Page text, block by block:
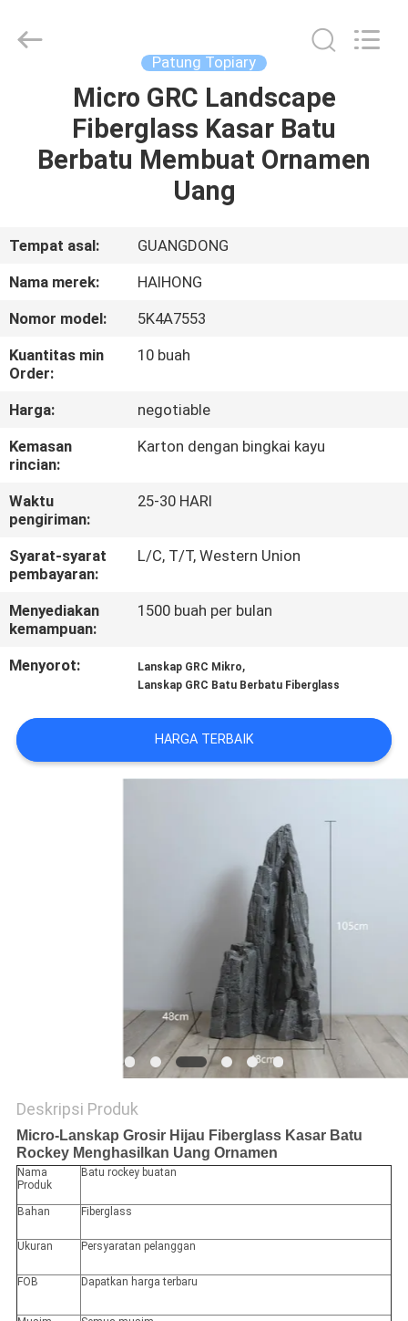
RUMAH
PRODUK
TENTANG
TUR
KONTROL
KAMI
BERITA
MINTA
PENAWARAN
Rights
Patung Topiary
Micro GRC Landscape
Fiberglass Kasar Batu
Berbatu Membuat Ornamen
Uang
Tempat asal:
GUANGDONG
Nama merek:
HAIHONG
Nomor model:
5K4A7553
Kuantitas min
Order:
10 buah
Harga:
negotiable
Kemasan
rincian:
Karton dengan bingkai kayu
Waktu
pengiriman:
25-30 HARI
Syarat-syarat
pembayaran:
L/C, T/T, Western Union
Menyediakan
kemampuan:
1500 buah per bulan
Menyorot: Lanskap GRC Mikro,
Lanskap GRC Batu Berbatu Fiberglass
HARGA TERBAIK
Deskripsi Produk
Micro-Lanskap Grosir Hijau Fiberglass Kasar Batu
Rockey Menghasilkan Uang Ornamen
Nama
Produk
Batu rockey buatan
Bahan Fiberglass
Ukuran Persyaratan pelanggan
FOB Dapatkan harga terbaru